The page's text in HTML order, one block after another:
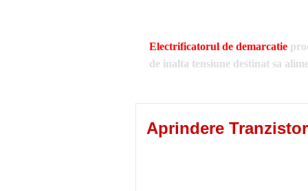
Electrificatorul de demarcatie
de inalta tensiune destinat sa
Среди " Обозначение
рок концерты скачать
Aprindere